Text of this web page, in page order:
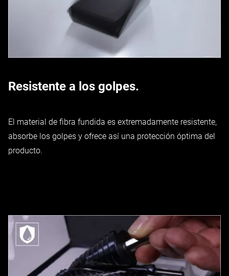
Resistente a los golpes.
El material de fibra fundida es extremadamente resistente,
absorbe los golpes y ofrece así una protección óptima del
producto.